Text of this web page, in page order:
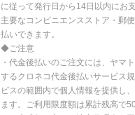
に従って発行日から14日以内にお
主要なコンビニエンスストア・郵
払いできます。
◆ご注意
・代金後払いのご注文には、ヤマ
するクロネコ代金後払いサービス
ビスの範囲内で個人情報を提供し
ます。ご利用限度額は累計残高で